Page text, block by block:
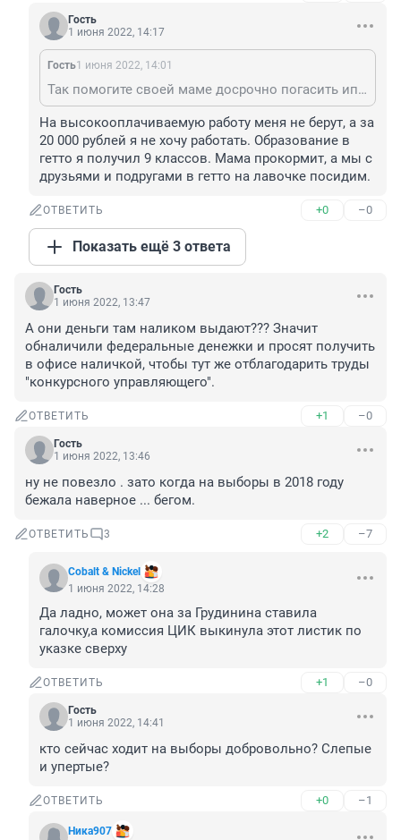
Гость
1 июня 2022, 14:17
Гость1 июня 2022, 14:01
Так помогите своей маме досрочно погасить ипотеку за Вашу квартиру, чтобы не платить 15 лет. Для 23 лет очень инфантильная позиция
На высокооплачиваемую работу меня не берут, а за
20 000 рублей я не хочу работать. Образование в
гетто я получил 9 классов. Мама прокормит, а мы с
друзьями и подругами в гетто на лавочке посидим.
ОТВЕТИТЬ +0 –0
Показать ещё 3 ответа
Гость
1 июня 2022, 13:47
А они деньги там наликом выдают??? Значит
обналичили федеральные денежки и просят получить
в офисе наличкой, чтобы тут же отблагодарить труды
"конкурсного управляющего".
ОТВЕТИТЬ +1 –0
Гость
1 июня 2022, 13:46
ну не повезло . зато когда на выборы в 2018 году
бежала наверное ... бегом.
ОТВЕТИТЬ 3 +2 –7
Cobalt & Nickel
1 июня 2022, 14:28
Да ладно, может она за Грудинина ставила
галочку,а комиссия ЦИК выкинула этот листик по
указке сверху
ОТВЕТИТЬ +1 –0
Гость
1 июня 2022, 14:41
кто сейчас ходит на выборы добровольно? Слепые
и упертые?
ОТВЕТИТЬ +0 –1
Ника907